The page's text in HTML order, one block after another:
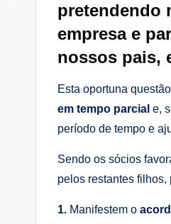
pretendendo
empresa e
nossos pais,
Esta oportuna
em tempo parcial e,
período de tempo e
Sendo os sócios
pelos restantes
1. Manifestem o